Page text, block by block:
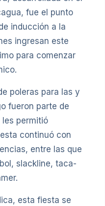
fue el punto
inducción a la
ingresan este
para comenzar
poleras para las y
fueron parte de
permitió
continuó con
entre las que
slackline, taca-
esta fiesta se